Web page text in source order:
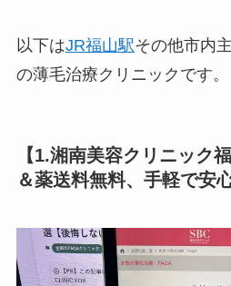
以下はJR福山駅その他市内
の薄毛治療クリニックです。
【1.湘南美容クリニック
＆薬送料無料、手軽で安